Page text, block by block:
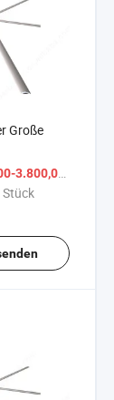
Große
Preis
3.800,00 $
Stück